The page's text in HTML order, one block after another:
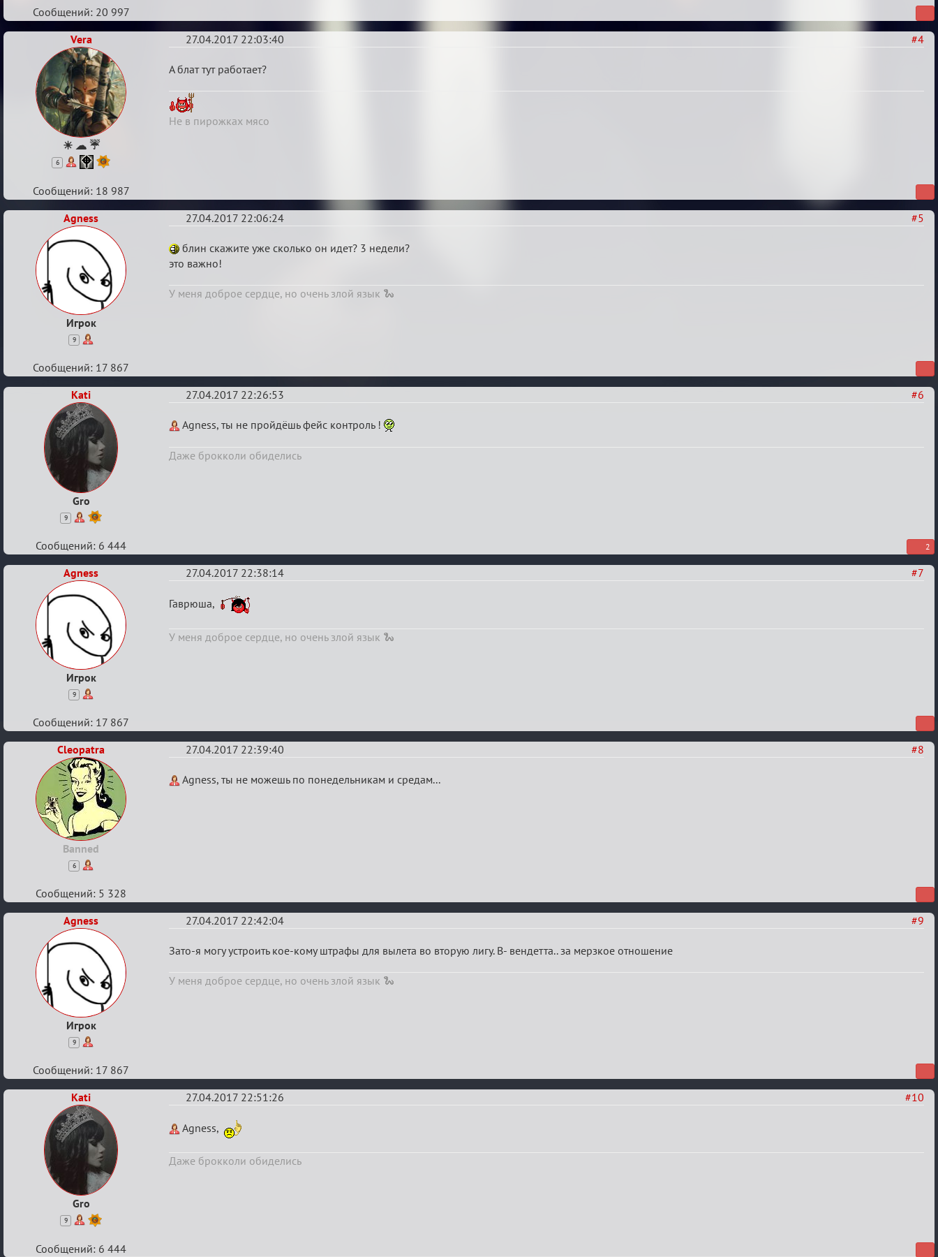
Сообщений: 20 997
Vera
☀ ☁ ☔
6
#4
27.04.2017 22:03:40
Re:
Кубок
Вендетты
А блат тут работает?
Не в пирожках мясо
Сообщений: 18 987
Agness
Игрок
9
#5
27.04.2017 22:06:24
Re:
Кубок
Вендетты
блин скажите уже сколько он идет? 3 недели?
это важно!
У меня доброе сердце, но очень злой язык 🐍
Сообщений: 17 867
Kati
Gro
9
#6
27.04.2017 22:26:53
Re:
Вендетты
Agness, ты не пройдёшь фейс контроль !
Даже брокколи обиделись
Сообщений: 6 444 2
Agness
Игрок
9
#7
27.04.2017 22:38:14
Re:
Вендетты
Гаврюша,
У меня доброе сердце, но очень злой язык 🐍
Сообщений: 17 867
Cleopatra
Banned
6
#8
27.04.2017 22:39:40
Re:Agness, ты не можешь по понедельникам и средам...
Сообщений: 5 328
Agness
Игрок
9
#9
27.04.2017 22:42:04
Re:
Вендетты
Зато-я могу устроить кое-кому штрафы для вылета во вторую лигу. В- вендетта.. за мерзкое отношение
У меня доброе сердце, но очень злой язык 🐍
Сообщений: 17 867
Kati
Gro
9
#10
27.04.2017 22:51:26
Re:
Вендетты
Agness,
Даже брокколи обиделись
Сообщений: 6 444